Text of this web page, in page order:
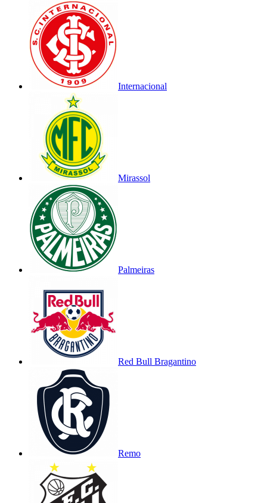
Internacional
Mirassol
Palmeiras
Red Bull Bragantino
Remo